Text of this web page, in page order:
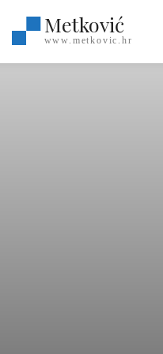
Metković
www.metkovic.hr